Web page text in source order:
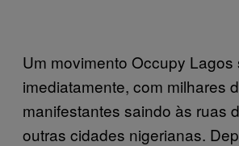
Um movimento Occupy Lagos
imediatamente, com milhares
manifestantes saindo às ruas
outras cidades nigerianas.